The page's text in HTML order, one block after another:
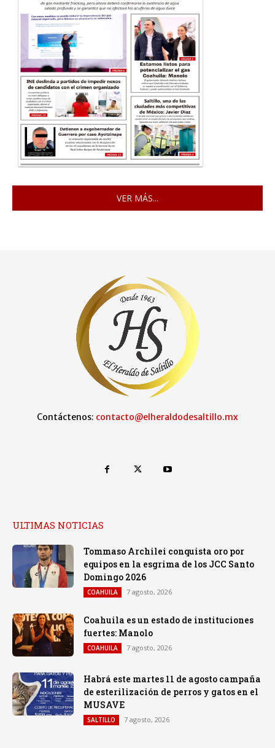
VER MÁS...
Contáctenos: contacto@elheraldodesaltillo.mx
ULTIMAS NOTICIAS
Tommaso Archilei conquista oro por
equipos en la esgrima de los JCC Santo
Domingo 2026
COAHUILA 7 agosto, 2026
Coahuila es un estado de instituciones
fuertes: Manolo
COAHUILA 7 agosto, 2026
Habrá este martes 11 de agosto campaña
de esterilización de perros y gatos en el
MUSAVE
SALTILLO 7 agosto, 2026